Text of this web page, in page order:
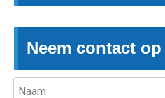
Neem contact op